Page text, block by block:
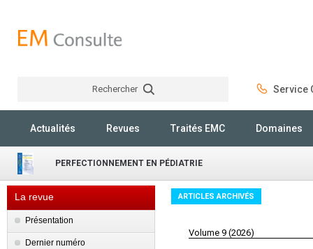
Rechercher Service
Actualités Revues Traités EMC Domaines
PERFECTIONNEMENT EN PÉDIATRIE
La revue
Présentation
Dernier numéro
ARTICLES ARCHIVÉS
Volume 9 (2026)